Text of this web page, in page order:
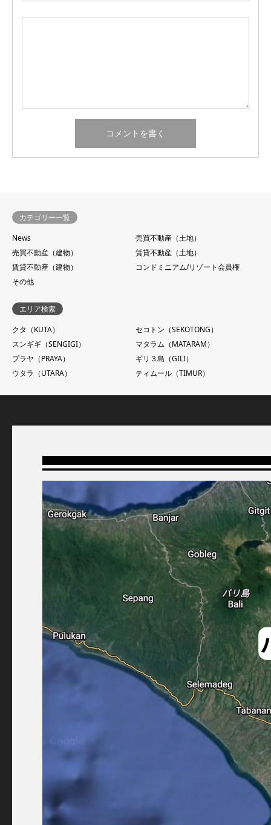
カテゴリー一覧
News
売買不動産（土地）
売買不動産（建物）
賃貸不動産（土地）
賃貸不動産（建物）
コンドミニアム/リゾート会員権
その他
エリア検索
クタ（KUTA）
セコトン（SEKOTONG）
スンギギ（SENGIGI）
マタラム（MATARAM）
プラヤ（PRAYA）
ギリ３島（GILI）
ウタラ（UTARA）
ティムール（TIMUR）